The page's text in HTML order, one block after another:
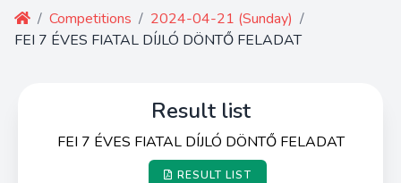
/ Competitions / 2024-04-21 (Sunday) /
FEI 7 ÉVES FIATAL DÍJLÓ DÖNTŐ FELADAT
Result list
FEI 7 ÉVES FIATAL DÍJLÓ DÖNTŐ FELADAT
RESULT LIST